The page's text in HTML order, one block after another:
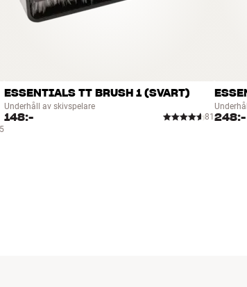
ESSENTIALS TT BRUSH 1 (SVART)
Underhåll av skivspelare
148:- 81248:-